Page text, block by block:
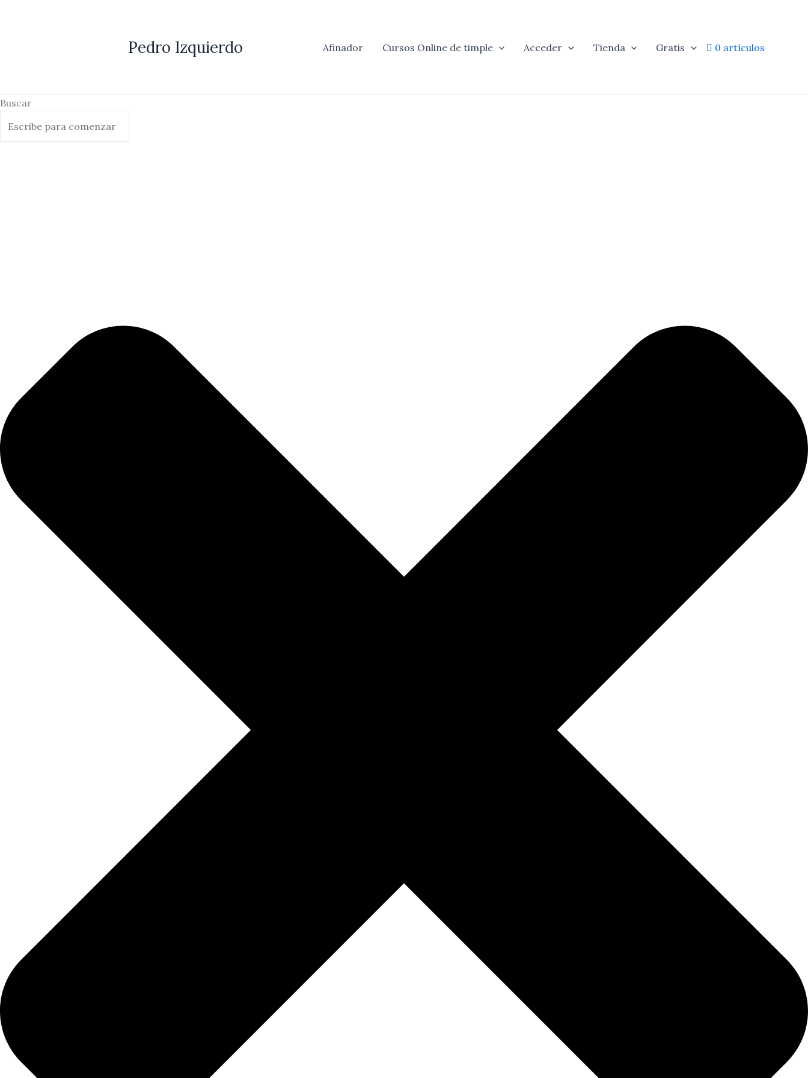
Pedro Izquierdo Afinador Cursos Online de timple Acceder Tienda Gratis 0 artículos
Buscar